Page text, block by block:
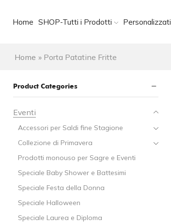
Home SHOP-Tutti i Prodotti Personalizzati
Home » Porta Patatine Fritte
Product Categories
Eventi
Accessori per Saldi fine Stagione
Collezione di Primavera
Prodotti monouso per Sagre e Eventi
Speciale Baby Shower e Battesimi
Speciale Festa della Donna
Speciale Halloween
Speciale Laurea e Diploma